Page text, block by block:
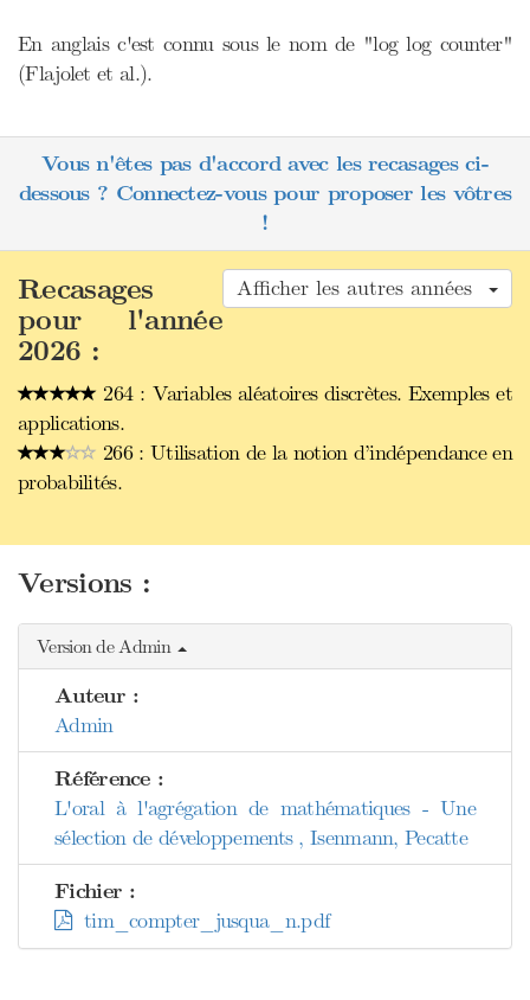
En anglais c'est connu sous le nom de "log log counter"
(Flajolet et al.).
Vous n'êtes pas d'accord avec les recasages ci-
dessous ? Connectez-vous pour proposer les vôtres
!
Afficher les autres années
Recasages
pour l'année
2026 :
264 : Variables aléatoires discrètes. Exemples et
applications.
266 : Utilisation de la notion d’indépendance en
probabilités.
Versions :
Version de Admin
Auteur :
Admin
Référence :
L'oral à l'agrégation de mathématiques - Une
sélection de développements , Isenmann, Pecatte
Fichier :
tim_compter_jusqua_n.pdf